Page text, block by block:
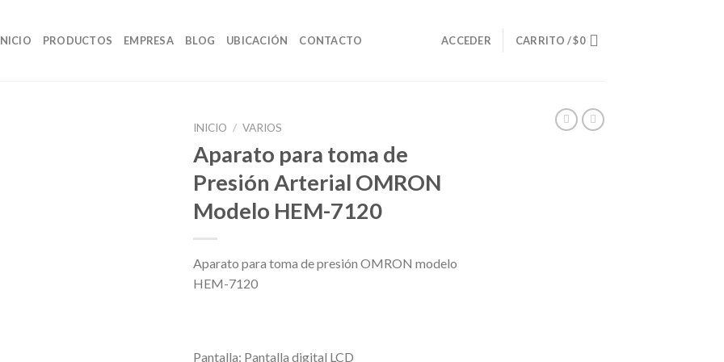
PRODUCTOS EMPRESA BLOG UBICACIÓN CONTACTO ACCEDER CARRITO /$0
INICIO / VARIOS
Aparato para toma de
Presión Arterial OMRON
Modelo HEM-7120
Aparato para toma de presión OMRON modelo
HEM-7120
Pantalla: Pantalla digital LCD